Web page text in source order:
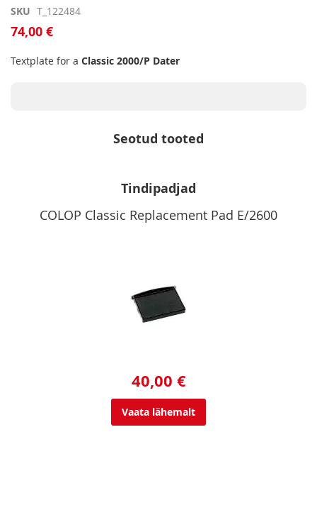
Skip
to
the
of
SKU T_122484
74,00 €
Textplate for a Classic 2000/P Dater
Seotud tooted
Tindipadjad
COLOP Classic Replacement Pad E/2600
40,00 €
Vaata lähemalt